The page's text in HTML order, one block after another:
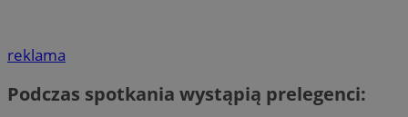
reklama
Podczas spotkania wystąpią prelegenci: